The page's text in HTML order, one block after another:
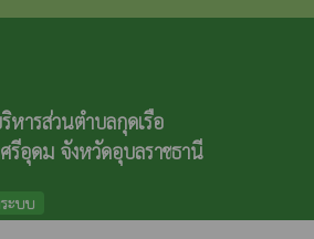
หารส่วนตำบลกุดเรือ
รีอุดม จังหวัดอุบลราชธานี
ะบบ